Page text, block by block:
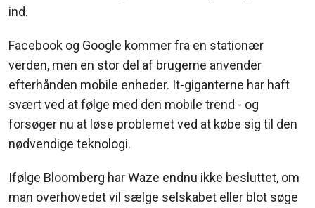
ind.
Facebook og Google kommer fra en stationær
verden, men en stor del af brugerne anvender
efterhånden mobile enheder. It-giganterne har haft
svært ved at følge med den mobile trend - og
forsøger nu at løse problemet ved at købe sig til den
nødvendige teknologi.
Ifølge Bloomberg har Waze endnu ikke besluttet, om
man overhovedet vil sælge selskabet eller blot søge